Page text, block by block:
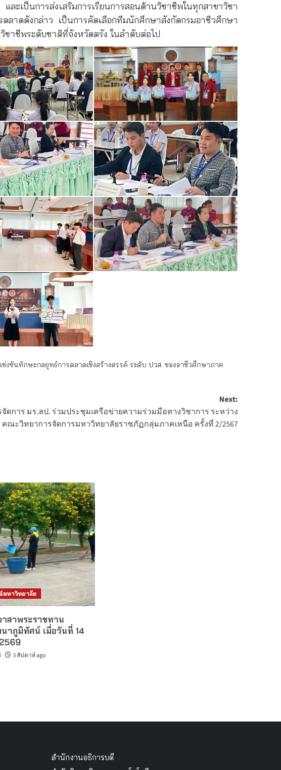
ะเป็นการส่งเสริมการเรียนการสอนด้านวิชาชีพในทุกสาขาวิชา
ลาดดังกล่าว เป็นการคัดเลือกทีมนักศึกษาสังกัดกรมอาชีวศึกษา
ชาชีพระดับชาติที่จังหวัดตรัง ในลำดับต่อไป
นทักษะกลยุทธ์การตลาดเชิงสร้างสรรค์ ระดับ ปวส. ของอาชีวศึกษาภาค
Next:
ดการ มร.ลป. ร่วมประชุมเครือข่ายความร่วมมือทางวิชาการ ระหว่าง
คณะวิทยาการจัดการมหาวิทยาลัยราชภัฏกลุ่มภาคเหนือ ครั้งที่ 2/2567
มหาวิทยาลัย
สาพระราชทาน
าภูมิทัศน์ เมื่อวันที่ 14
3 สัปดาห์ ago
สำนักงานอธิการบดี